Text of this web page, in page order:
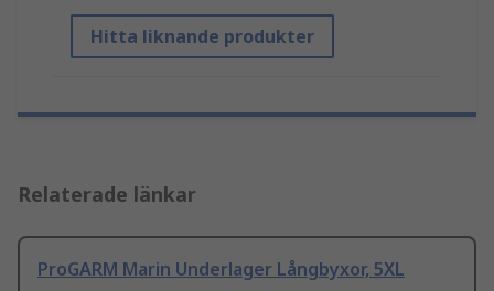
Hitta liknande produkter
Relaterade länkar
ProGARM Marin Underlager Långbyxor, 5XL